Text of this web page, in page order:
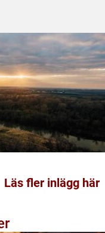
Läs fler inlägg här